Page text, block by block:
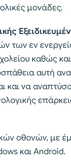
μονάδες.
των εν
καθώς
αυτή
και να
οθονών, με
και Android.